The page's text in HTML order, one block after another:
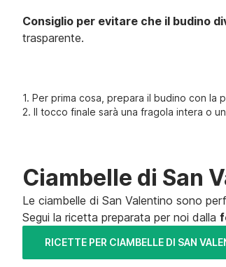
Consiglio per evitare che il budino
trasparente.
1. Per prima cosa, prepara il budino con
2. Il tocco finale sarà una fragola intera o
Ciambelle di San
Le ciambelle di San Valentino sono
Segui la ricetta preparata per noi dalla
RICETTE PER CIAMBELLE DI SAN